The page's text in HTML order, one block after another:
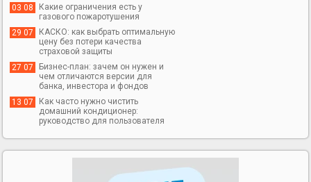
03 08
Какие ограничения есть у
газового пожаротушения
29 07
КАСКО: как выбрать оптимальную
цену без потери качества
страховой защиты
27 07
Бизнес-план: зачем он нужен и
чем отличаются версии для
банка, инвестора и фондов
13 07
Как часто нужно чистить
домашний кондиционер:
руководство для пользователя